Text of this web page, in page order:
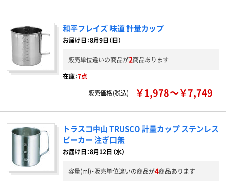
和平フレイズ 味道 計量カップ
お届け日：8月9日（日）
販売単位違いの商品が2商品あります
在庫：7点
販売価格(税込)
￥1,978～￥7,749
トラスコ中山 TRUSCO 計量カップ ステンレス
ビーカー 注ぎ口無
お届け日：8月12日（水）
容量(ml)・販売単位違いの商品が4商品あります